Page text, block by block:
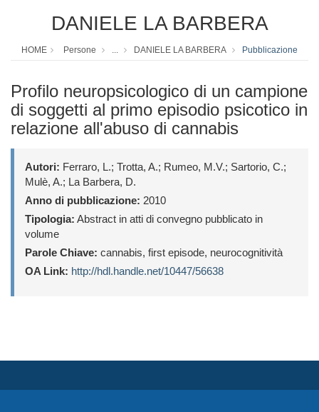
DANIELE LA BARBERA
HOME Persone ... DANIELE LA BARBERA Pubblicazione
Profilo neuropsicologico di un campione
di soggetti al primo episodio psicotico in
relazione all'abuso di cannabis
Autori: Ferraro, L.; Trotta, A.; Rumeo, M.V.; Sartorio, C.;
Mulè, A.; La Barbera, D.
Anno di pubblicazione: 2010
Tipologia: Abstract in atti di convegno pubblicato in
volume
Parole Chiave: cannabis, first episode, neurocognitività
OA Link: http://hdl.handle.net/10447/56638